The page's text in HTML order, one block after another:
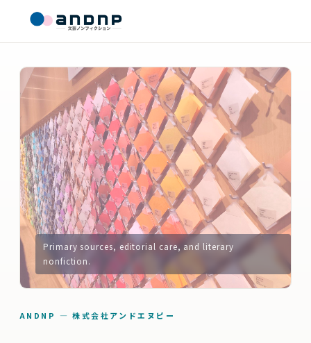
ANDNP — 株式会社アンドエヌピー
Primary sources, editorial care, and literary
nonfiction.